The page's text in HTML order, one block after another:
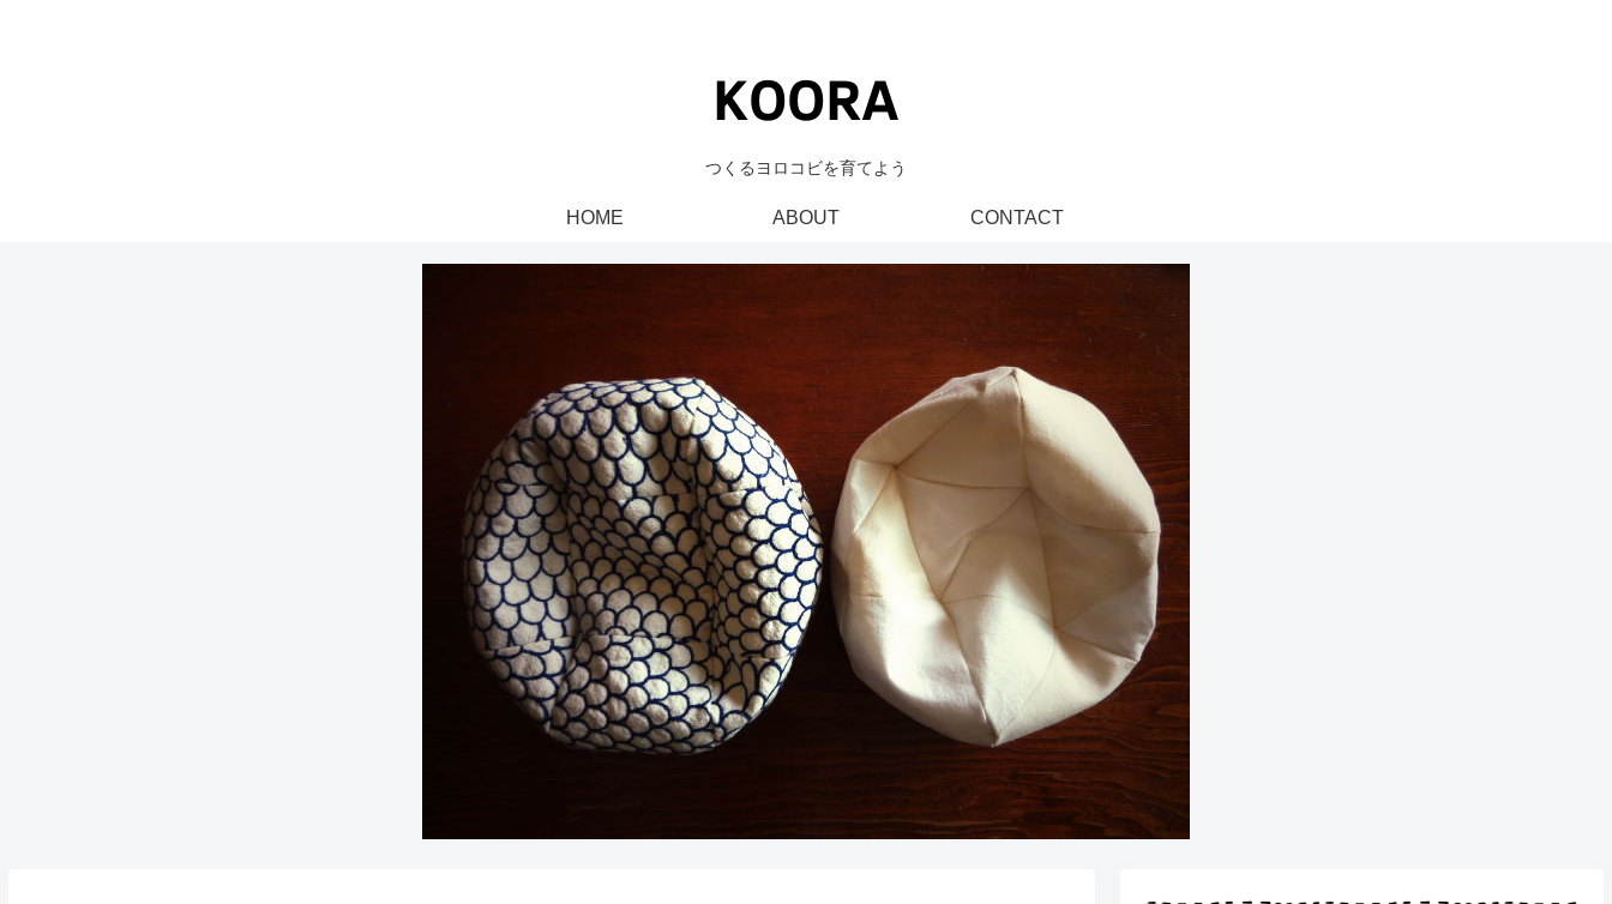
つくるヨロコビを育てよう
HOME ABOUT CONTACT